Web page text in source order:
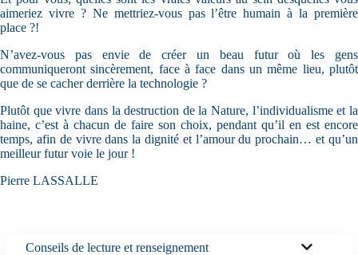
aimeriez vivre ? Ne mettriez-vous pas l’être humain à la première
place ?!
N’avez-vous pas envie de créer un beau futur où les gens
communiqueront sincèrement, face à face dans un même lieu, plutôt
que de se cacher derrière la technologie ?
Plutôt que vivre dans la destruction de la Nature, l’individualisme et la
haine, c’est à chacun de faire son choix, pendant qu’il en est encore
temps, afin de vivre dans la dignité et l’amour du prochain… et qu’un
meilleur futur voie le jour !
Pierre LASSALLE
Conseils de lecture et renseignement